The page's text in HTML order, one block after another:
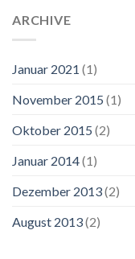
ARCHIVE
Januar 2021 (1)
November 2015 (1)
Oktober 2015 (2)
Januar 2014(1)
Dezember 2013(2)
August 2013(2)